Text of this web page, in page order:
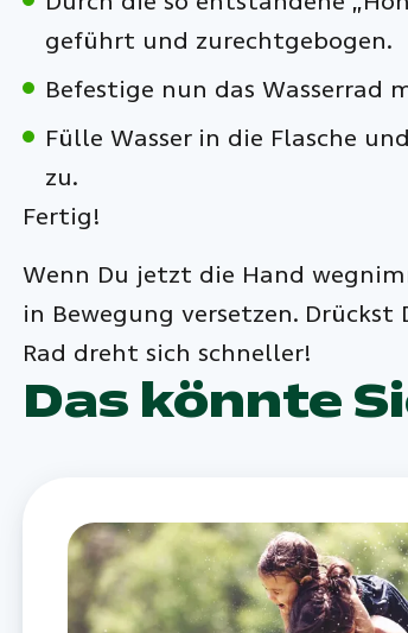
geführt und zurechtgebogen.
Befestige nun das Wasserrad
Fülle Wasser in die Flasche
zu.
Fertig!
Wenn Du jetzt die Hand
in Bewegung versetzen.
Rad dreht sich schneller!
Das könnte